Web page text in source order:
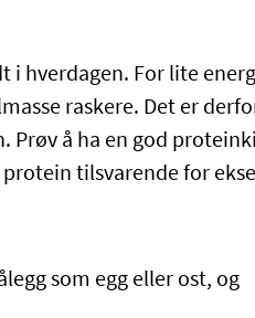
i hverdagen. For lite
raskere. Det er
Prøv å ha en god
tilsvarende for
som egg eller ost, og